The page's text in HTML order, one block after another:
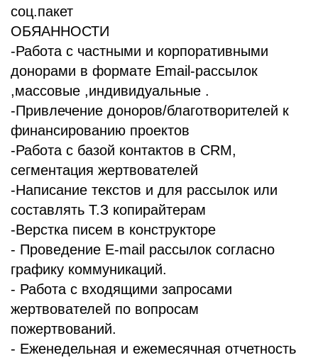
соц.пакет
ОБЯАННОСТИ
-Работа с частными и корпоративными
донорами в формате Email-рассылок
,массовые ,индивидуальные .
-Привлечение доноров/благотворителей к
финансированию проектов
-Работа с базой контактов в CRM,
сегментация жертвователей
-Написание текстов и для рассылок или
составлять Т.З копирайтерам
-Верстка писем в конструкторе
- Проведение E-mail рассылок согласно
графику коммуникаций.
- Работа с входящими запросами
жертвователей по вопросам
пожертвований.
- Еженедельная и ежемесячная отчетность